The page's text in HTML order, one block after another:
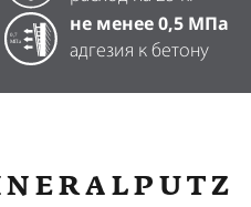
не менее 0,5 МПа
адгезия к бетону